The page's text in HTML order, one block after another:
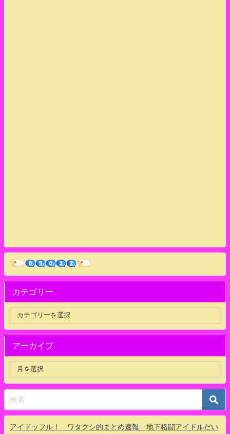
カテゴリー
アーカイブ
アイドッフル！ ワタクシ的まとめ速報 地下格闘アイドルだい